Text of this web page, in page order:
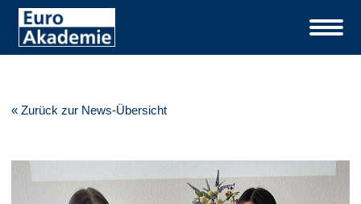
« Zurück zur News-Übersicht